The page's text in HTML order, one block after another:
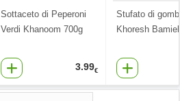
Sottaceto di Peperoni
Verdi Khanoom 700g
3.99€
Stufato di
Khoresh